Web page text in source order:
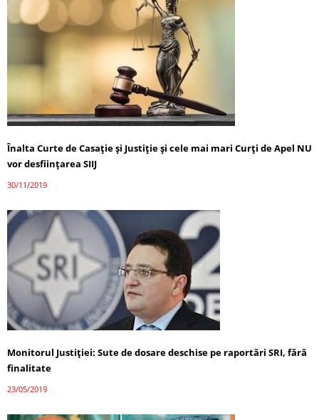
Înalta Curte de Casaţie şi Justiţie și cele mai mari Curți de Apel NU
vor desfiinţarea SIIJ
30/11/2019
Monitorul Justiţiei: Sute de dosare deschise pe raportări SRI, fără
finalitate
23/05/2019